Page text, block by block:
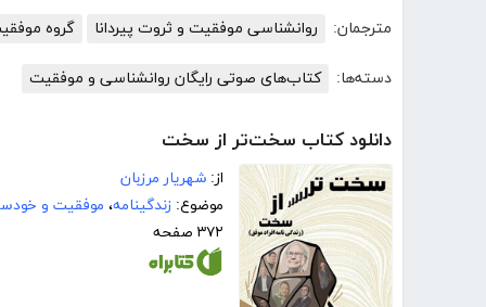
مترجمان: روانشناسی موفقیت و ثروت پیردانا گروه
دسته‌ها: کتاب‌های صوتی رایگان روانشناسی و موفقیت
دانلود کتاب سخت‌تر از سخت
از: شهریار مرزبان
موضوع: زندگینامه، موفقیت و
۳۷۲ صفحه